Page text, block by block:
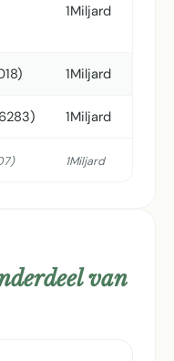
1Miljard
1Miljard
1Miljard
1Miljard
van